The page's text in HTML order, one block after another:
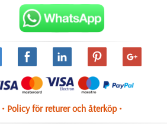
• Policy för returer och återköp •